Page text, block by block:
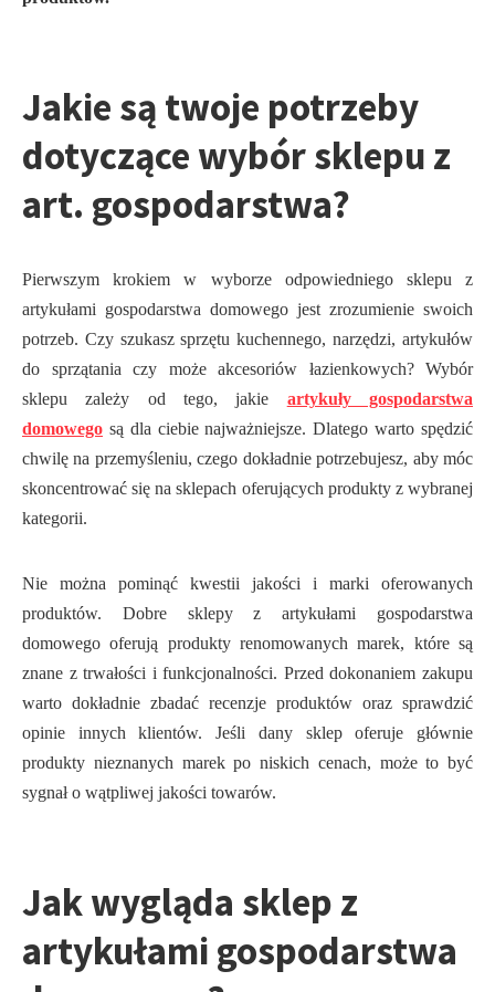
Jakie są twoje potrzeby
dotyczące wybór sklepu z
art. gospodarstwa?
Pierwszym krokiem w wyborze odpowiedniego sklepu z
artykułami gospodarstwa domowego jest zrozumienie swoich
potrzeb. Czy szukasz sprzętu kuchennego, narzędzi, artykułów
do sprzątania czy może akcesoriów łazienkowych? Wybór
sklepu zależy od tego, jakie artykuły gospodarstwa
domowego są dla ciebie najważniejsze. Dlatego warto spędzić
chwilę na przemyśleniu, czego dokładnie potrzebujesz, aby móc
skoncentrować się na sklepach oferujących produkty z wybranej
kategorii.
Nie można pominąć kwestii jakości i marki oferowanych
produktów. Dobre sklepy z artykułami gospodarstwa
domowego oferują produkty renomowanych marek, które są
znane z trwałości i funkcjonalności. Przed dokonaniem zakupu
warto dokładnie zbadać recenzje produktów oraz sprawdzić
opinie innych klientów. Jeśli dany sklep oferuje głównie
produkty nieznanych marek po niskich cenach, może to być
sygnał o wątpliwej jakości towarów.
Jak wygląda sklep z
artykułami gospodarstwa